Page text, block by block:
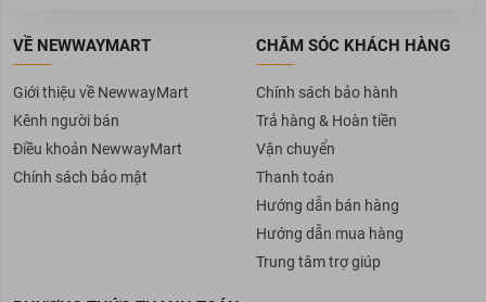
VỀ NEWWAYMART
Giới thiệu về NewwayMart
Kênh người bán
Điều khoản NewwayMart
Chính sách bảo mật
CHĂM SÓC KHÁCH HÀNG
Chính sách bảo hành
Trả hàng & Hoàn tiền
Vận chuyển
Thanh toán
Hướng dẫn bán hàng
Hướng dẫn mua hàng
Trung tâm trợ giúp